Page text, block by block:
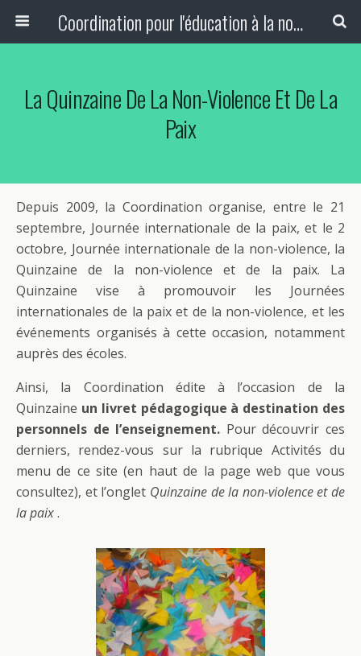
Coordination pour l'éducation à la non-violence et à la paix
La Quinzaine De La Non-Violence Et De La
Paix
Depuis 2009, la Coordination organise, entre le 21
septembre, Journée internationale de la paix, et le 2
octobre, Journée internationale de la non-violence, la
Quinzaine de la non-violence et de la paix. La
Quinzaine vise à promouvoir les Journées
internationales de la paix et de la non-violence, et les
événements organisés à cette occasion, notamment
auprès des écoles.
Ainsi, la Coordination édite à l’occasion de la
Quinzaine un livret pédagogique à destination des
personnels de l’enseignement. Pour découvrir ces
derniers, rendez-vous sur la rubrique Activités du
menu de ce site (en haut de la page web que vous
consultez), et l’onglet Quinzaine de la non-violence et de
la paix.